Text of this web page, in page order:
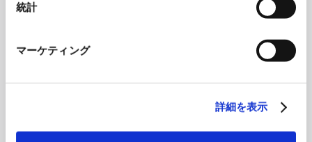
統計
マーケティング
詳細を表示